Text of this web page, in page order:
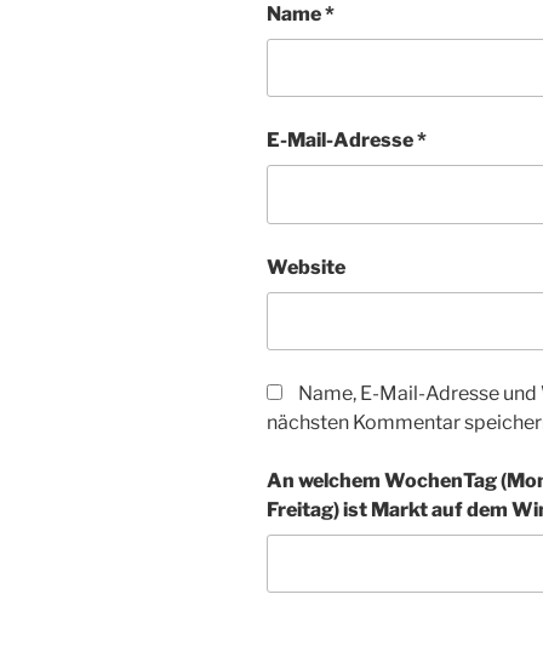
Name*
E-Mail-Adresse*
Website
Name, E-Mail-Adresse
nächsten Kommentar
An welchem WochenTag
Freitag) ist Markt auf dem